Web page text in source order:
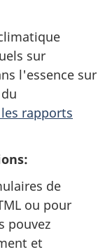
sur
l'essence sur
rapports
de
ou pour
pouvez
et